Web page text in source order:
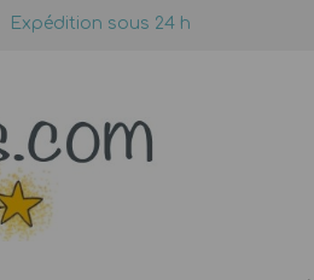
Expédition sous 24 h